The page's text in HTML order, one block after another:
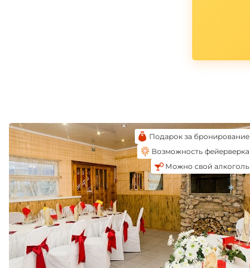
Подарок за бронирование
Возможность фейерверка
Можно свой алкоголь
*
*